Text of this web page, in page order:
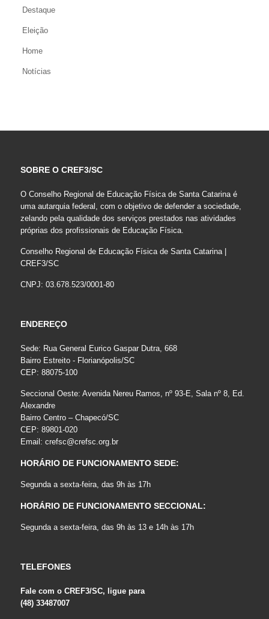
Destaque
Eleição
Home
Notícias
SOBRE O CREF3/SC
O Conselho Regional de Educação Física de Santa Catarina é
uma autarquia federal, com o objetivo de defender a sociedade,
zelando pela qualidade dos serviços prestados nas atividades
próprias dos profissionais de Educação Física.
Conselho Regional de Educação Física de Santa Catarina |
CREF3/SC
CNPJ: 03.678.523/0001-80
ENDEREÇO
Sede: Rua General Eurico Gaspar Dutra, 668
Bairro Estreito - Florianópolis/SC
CEP: 88075-100
Seccional Oeste: Avenida Nereu Ramos, nº 93-E, Sala nº 8, Ed.
Alexandre
Bairro Centro – Chapecó/SC
CEP: 89801-020
Email: crefsc@crefsc.org.br
HORÁRIO DE FUNCIONAMENTO SEDE:
Segunda a sexta-feira, das 9h às 17h
HORÁRIO DE FUNCIONAMENTO SECCIONAL:
Segunda a sexta-feira, das 9h às 13 e 14h às 17h
TELEFONES
Fale com o CREF3/SC, ligue para
(48) 33487007